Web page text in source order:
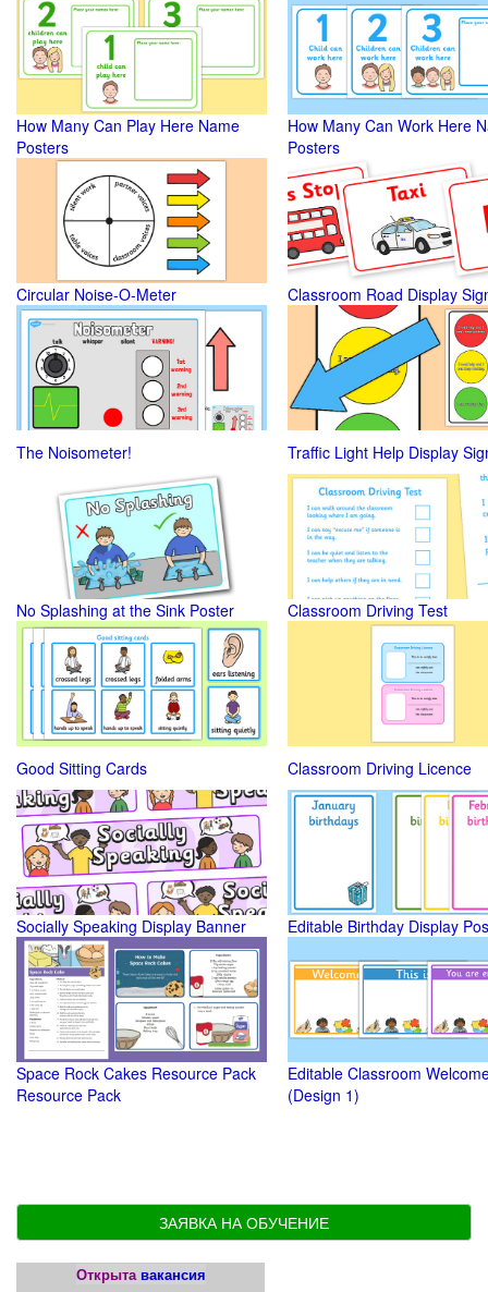
How Many Can Play Here Name
Posters
How Many Can Work Here
Posters
Circular Noise-O-Meter Classroom Road Display
The Noisometer! Traffic Light Help Display
No Splashing at the Sink Poster Classroom Driving Test
Good Sitting Cards Classroom Driving Licence
Socially Speaking Display Banner Editable Birthday Display
Space Rock Cakes Resource Pack
Resource Pack
Editable Classroom
(Design 1)
ЗАЯВКА НА ОБУЧЕНИЕ
Открыта вакансия